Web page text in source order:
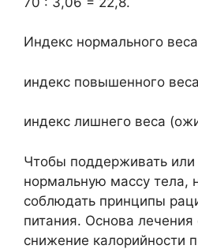
Индекс нормального
индекс повышенного
индекс лишнего веса
Чтобы поддерживать или
нормальную массу тела,
соблюдать принципы
питания. Основа
снижение калорийности